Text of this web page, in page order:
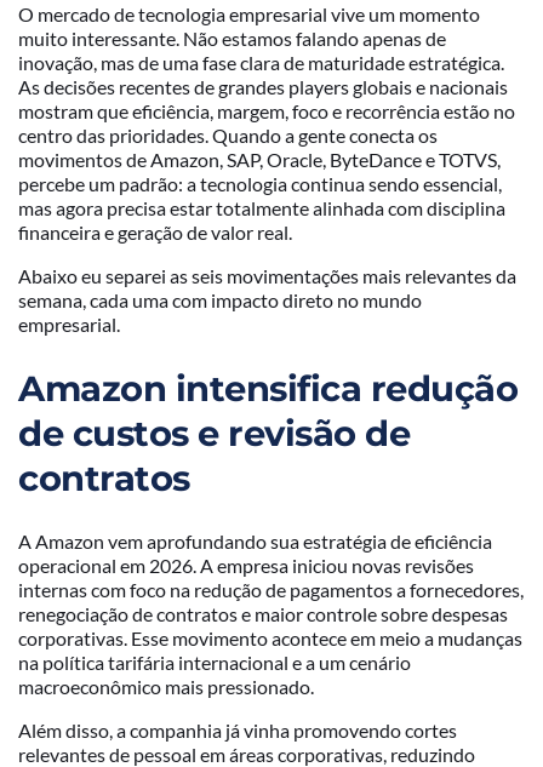
O mercado de tecnologia empresarial vive um momento
muito interessante. Não estamos falando apenas de
inovação, mas de uma fase clara de maturidade estratégica.
As decisões recentes de grandes players globais e nacionais
mostram que eficiência, margem, foco e recorrência estão no
centro das prioridades. Quando a gente conecta os
movimentos de Amazon, SAP, Oracle, ByteDance e TOTVS,
percebe um padrão: a tecnologia continua sendo essencial,
mas agora precisa estar totalmente alinhada com disciplina
financeira e geração de valor real.
Abaixo eu separei as seis movimentações mais relevantes da
semana, cada uma com impacto direto no mundo
empresarial.
Amazon intensifica redução
de custos e revisão de
contratos
A Amazon vem aprofundando sua estratégia de eficiência
operacional em 2026. A empresa iniciou novas revisões
internas com foco na redução de pagamentos a fornecedores,
renegociação de contratos e maior controle sobre despesas
corporativas. Esse movimento acontece em meio a mudanças
na política tarifária internacional e a um cenário
macroeconômico mais pressionado.
Além disso, a companhia já vinha promovendo cortes
relevantes de pessoal em áreas corporativas, reduzindo